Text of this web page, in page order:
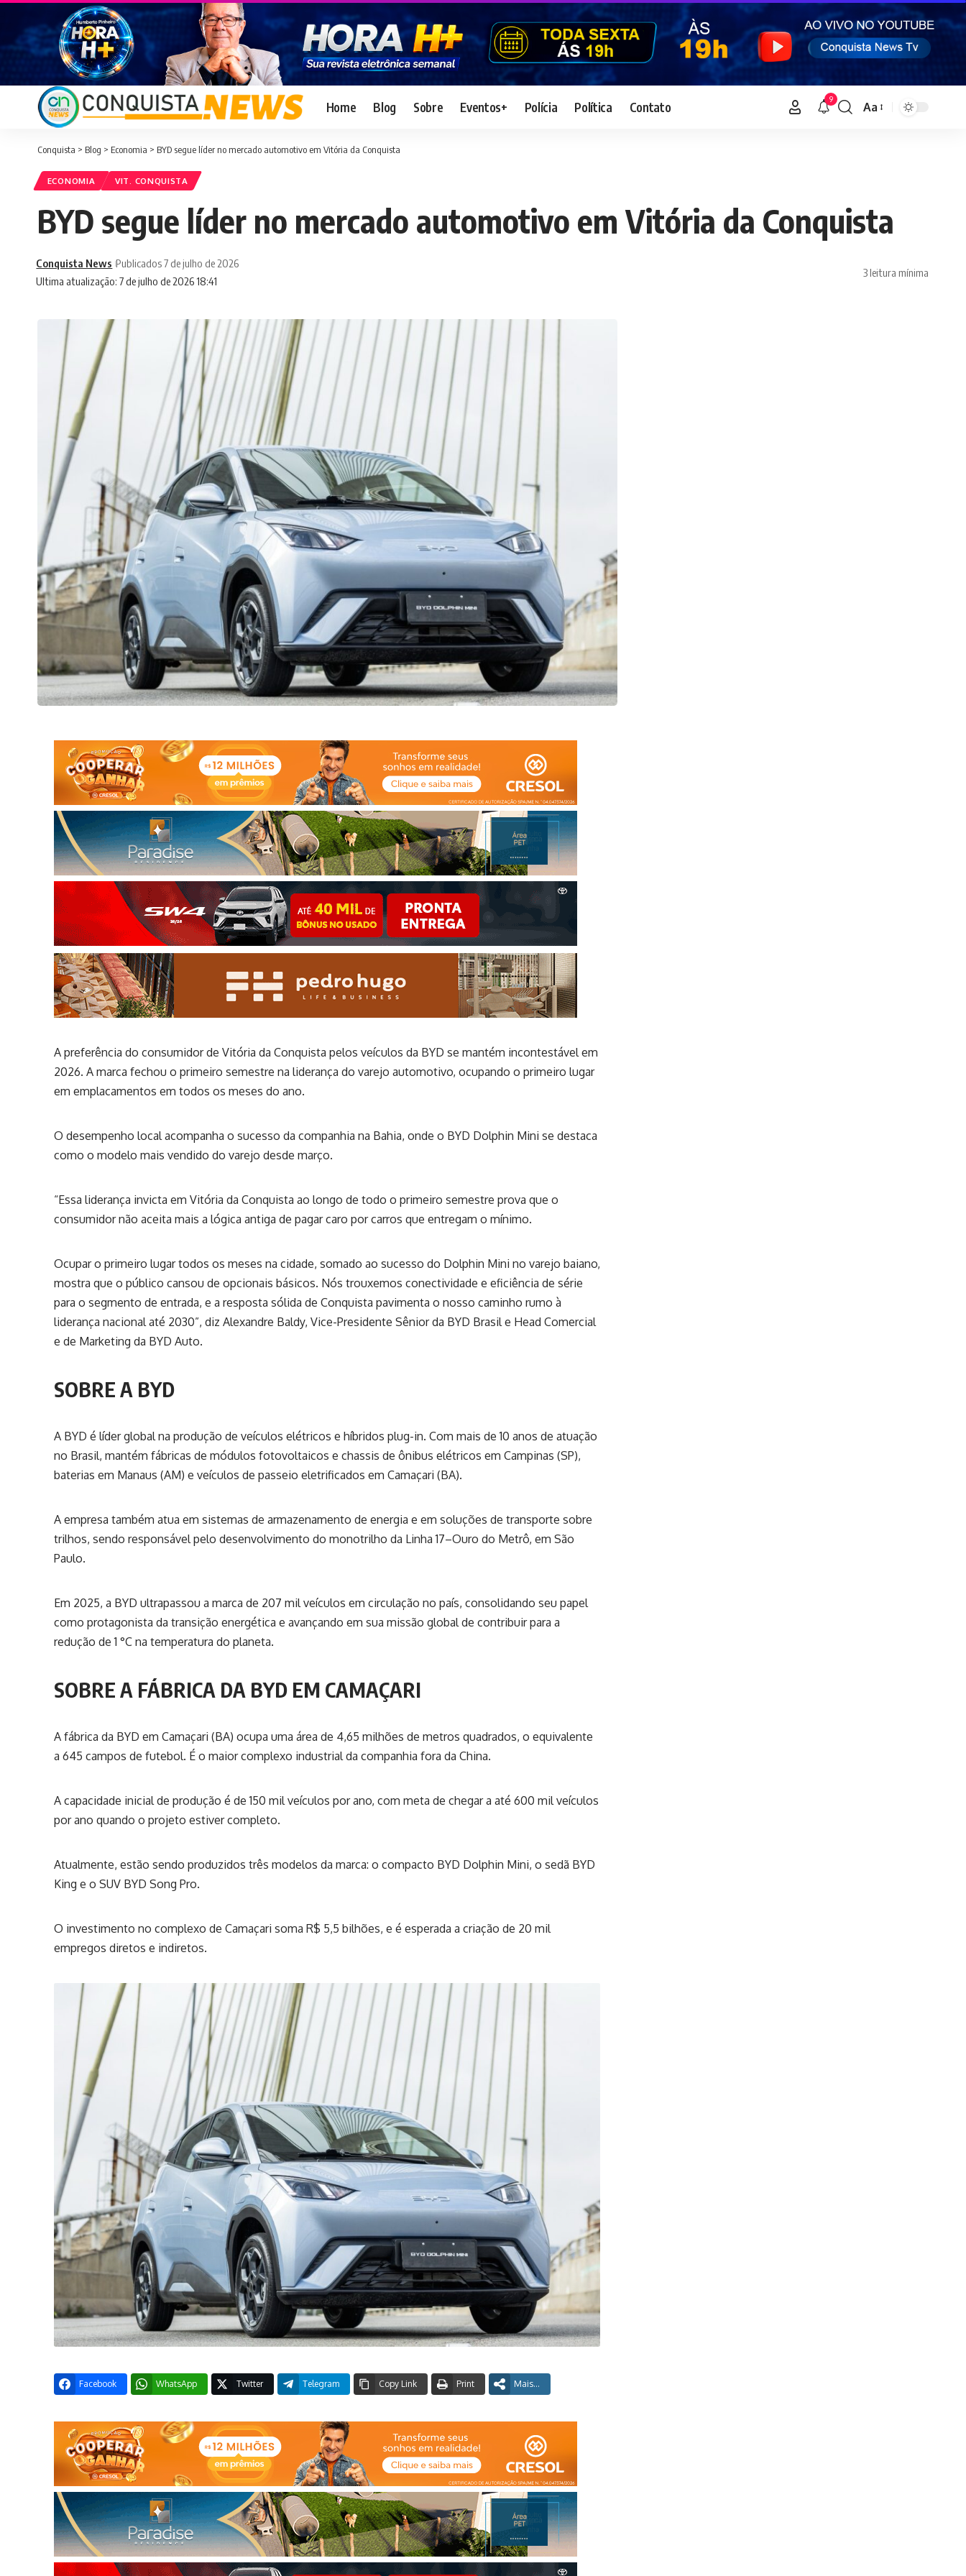
Home Blog Sobre Eventos+ Polícia Política Contato 9
Font
Aa
Conquista > Blog > Economia > BYD segue líder no mercado automotivo em Vitória da Conquista
ECONOMIA VIT. CONQUISTA
BYD segue líder no mercado automotivo em Vitória da Conquista
Ultima atualização: 7 de julho de 2026 18:41
Conquista News Publicados 7 de julho de 2026
3 leitura mínima
A preferência do consumidor de Vitória da Conquista pelos veículos da BYD se mantém incontestável em
2026. A marca fechou o primeiro semestre na liderança do varejo automotivo, ocupando o primeiro lugar
em emplacamentos em todos os meses do ano.
O desempenho local acompanha o sucesso da companhia na Bahia, onde o BYD Dolphin Mini se destaca
como o modelo mais vendido do varejo desde março.
“Essa liderança invicta em Vitória da Conquista ao longo de todo o primeiro semestre prova que o
consumidor não aceita mais a lógica antiga de pagar caro por carros que entregam o mínimo.
Ocupar o primeiro lugar todos os meses na cidade, somado ao sucesso do Dolphin Mini no varejo baiano,
mostra que o público cansou de opcionais básicos. Nós trouxemos conectividade e eficiência de série
para o segmento de entrada, e a resposta sólida de Conquista pavimenta o nosso caminho rumo à
liderança nacional até 2030”, diz Alexandre Baldy, Vice-Presidente Sênior da BYD Brasil e Head Comercial
e de Marketing da BYD Auto.
SOBRE A BYD
A BYD é líder global na produção de veículos elétricos e híbridos plug-in. Com mais de 10 anos de atuação
no Brasil, mantém fábricas de módulos fotovoltaicos e chassis de ônibus elétricos em Campinas (SP),
baterias em Manaus (AM) e veículos de passeio eletrificados em Camaçari (BA).
A empresa também atua em sistemas de armazenamento de energia e em soluções de transporte sobre
trilhos, sendo responsável pelo desenvolvimento do monotrilho da Linha 17–Ouro do Metrô, em São
Paulo.
Em 2025, a BYD ultrapassou a marca de 207 mil veículos em circulação no país, consolidando seu papel
como protagonista da transição energética e avançando em sua missão global de contribuir para a
redução de 1 °C na temperatura do planeta.
SOBRE A FÁBRICA DA BYD EM CAMAÇARI
A fábrica da BYD em Camaçari (BA) ocupa uma área de 4,65 milhões de metros quadrados, o equivalente
a 645 campos de futebol. É o maior complexo industrial da companhia fora da China.
A capacidade inicial de produção é de 150 mil veículos por ano, com meta de chegar a até 600 mil veículos
por ano quando o projeto estiver completo.
Atualmente, estão sendo produzidos três modelos da marca: o compacto BYD Dolphin Mini, o sedã BYD
King e o SUV BYD Song Pro.
O investimento no complexo de Camaçari soma R$ 5,5 bilhões, e é esperada a criação de 20 mil
empregos diretos e indiretos.
Facebook WhatsApp Twitter Telegram Copy Link Print Mais...